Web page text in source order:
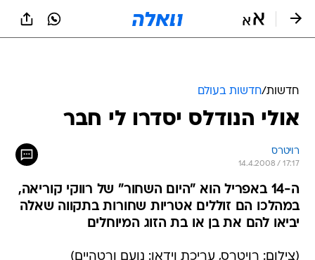
חדשות/חדשות בעולם
אולי הנודלס יסדרו לי חבר
רויטרס
14.4.2008 / 17:17
ה-14 באפריל הוא "היום השחור" של רווקי קוריאה,
במהלכו הם זוללים אטריות שחורות בתקווה שאלה
יביאו להם את בן או בת הזוג המיוחלים
(צילום: רויטרס, עריכת וידאו: נועם ורטהיים)